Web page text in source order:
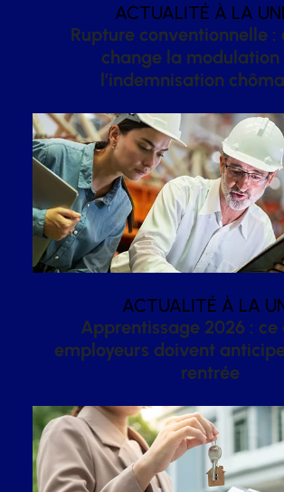
ACTUALITÉ À LA
Rupture conventionnelle :
change la modulation
l’indemnisation
ACTUALITÉ À LA
Apprentissage 2026 : ce
employeurs doivent
rentrée